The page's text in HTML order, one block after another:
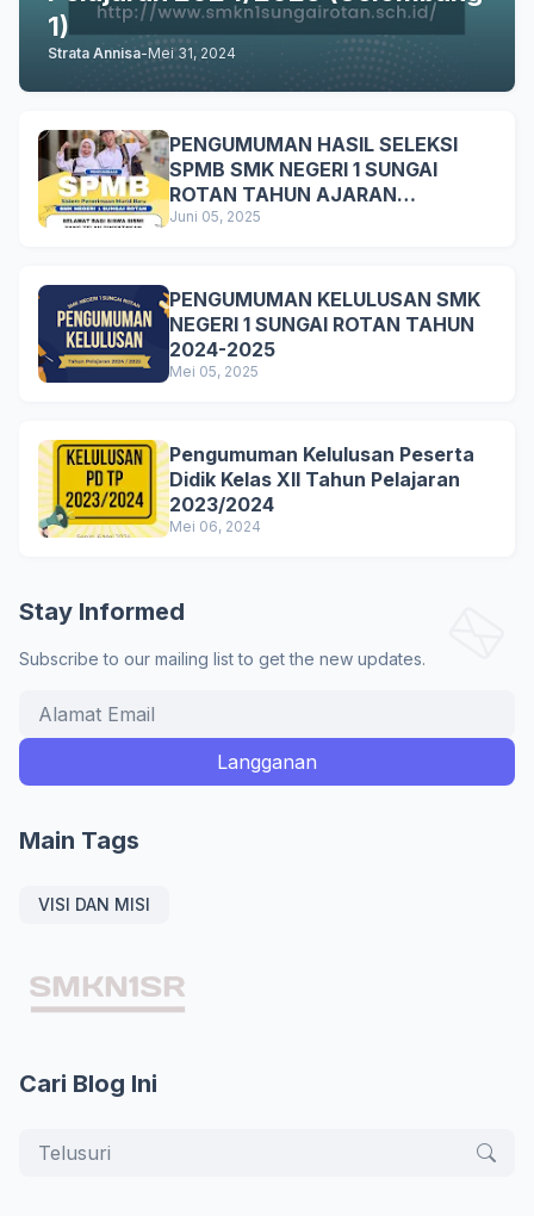
1)
Strata Annisa-Mei 31, 2024
PENGUMUMAN HASIL SELEKSI
SPMB SMK NEGERI 1 SUNGAI
ROTAN TAHUN AJARAN
2025/2026
Juni 05, 2025
PENGUMUMAN KELULUSAN SMK
NEGERI 1 SUNGAI ROTAN TAHUN
2024-2025
Mei 05, 2025
Pengumuman Kelulusan Peserta
Didik Kelas XII Tahun Pelajaran
2023/2024
Mei 06, 2024
Stay Informed
Subscribe to our mailing list to get the new updates.
Main Tags
VISI DAN MISI
Cari Blog Ini